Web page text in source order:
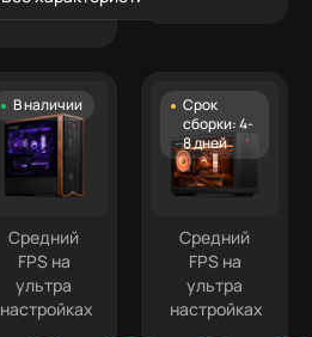
В наличии
Средний
FPS на
ультра
настройках
Срок
сборки: 4-
8 дней
Средний
FPS на
ультра
настройках